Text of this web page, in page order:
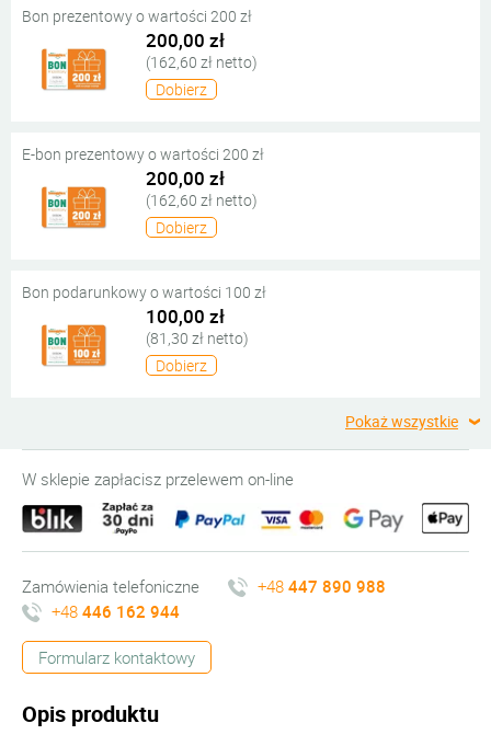
Bon prezentowy o wartości 200 zł
200,00 zł
(162,60 zł netto)
Dobierz
E-bon prezentowy o wartości 200 zł
200,00 zł
(162,60 zł netto)
Dobierz
Bon podarunkowy o wartości 100 zł
100,00 zł
(81,30 zł netto)
Dobierz
Pokaż wszystkie
W sklepie zapłacisz przelewem on-line
Zamówienia telefoniczne +48 447 890 988
+48 446 162 944
Formularz kontaktowy
Opis produktu